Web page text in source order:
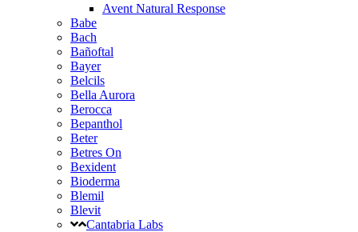
Avent Natural Response
Babe
Bach
Bañoftal
Bayer
Belcils
Bella Aurora
Berocca
Bepanthol
Beter
Betres On
Bexident
Bioderma
Blemil
Blevit
Cantabria Labs